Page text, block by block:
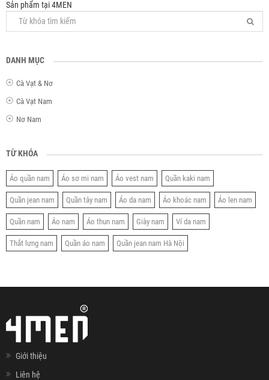
Sản phẩm tại 4MEN
DANH MỤC
Cà Vạt & Nơ
Cà Vạt Nam
Nơ Nam
TỪ KHÓA
Áo quần nam Áo sơ mi nam Áo vest nam Quần kaki nam
Quần jean nam Quần tây nam Áo da nam Áo khoác nam Áo len nam
Quần nam Áo nam Áo thun nam Giày nam Ví da nam
Thắt lưng nam Quần áo nam Quần jean nam Hà Nội
Giới thiệu
Liên hệ